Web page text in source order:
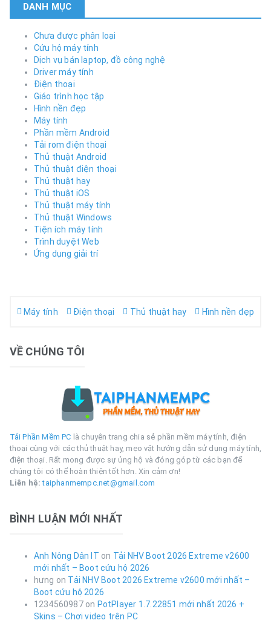
DANH MỤC
Chưa được phân loại
Cứu hộ máy tính
Dịch vụ bán laptop, đồ công nghệ
Driver máy tính
Điện thoại
Giáo trình học tập
Hình nền đẹp
Máy tính
Phần mềm Android
Tải rom điện thoại
Thủ thuật Android
Thủ thuật điện thoại
Thủ thuật hay
Thủ thuật iOS
Thủ thuật máy tính
Thủ thuật Windows
Tiện ích máy tính
Trình duyệt Web
Ứng dụng giải trí
Máy tính Điện thoại Thủ thuật hay Hình nền đẹp
VỀ CHÚNG TÔI
Tải Phần Mềm PC là chuyên trang chia sẻ phần mềm máy tính, điện
thoại cùng với các thủ thuật hay, mẹo vặt hướng dẫn sử dụng máy tính,
điện thoại. Rất mong được sự ủng hộ và đóng góp từ các bạn để
chúng tôi có thể hoàn thiện tốt hơn. Xin cảm ơn!
Liên hệ: taiphanmempc.net@gmail.com
BÌNH LUẬN MỚI NHẤT
Anh Nông Dân IT on Tải NHV Boot 2026 Extreme v2600
mới nhất – Boot cứu hộ 2026
hưng on Tải NHV Boot 2026 Extreme v2600 mới nhất –
Boot cứu hộ 2026
1234560987on PotPlayer 1.7.22851 mới nhất 2026 +
Skins – Chơi video trên PC